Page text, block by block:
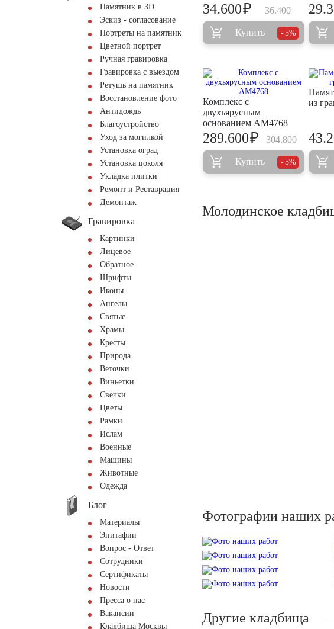
Памятник в 3D
Эскиз - согласование
Портреты на памятник
Цветной портрет
Ручная гравировка
Гравировка с выездом
Ретушь на памятник
Восстановление фото
Антидождь
Благоустройство
Уход за могилкой
Установка оград
Установка цоколя
Укладка плитки
Ремонт и Реставрация
Демонтаж
Гравировка
Картинки
Лицевое
Обратное
Шрифты
Иконы
Ангелы
Святые
Храмы
Кресты
Природа
Веточки
Виньетки
Свечки
Цветы
Рамки
Ислам
Военные
Машины
Животные
Одежда
Блог
Материалы
Эпитафии
Вопрос - Ответ
Сотрудники
Сертификаты
Новости
Пресса о нас
Вакансии
Кладбища Москвы
36.400
34.600₽
Купить 5%
Комплекс с
двухъярусным
основанием AM4768
304.800
289.600₽
Купить 5%
из
Молодинское
Фотографии наших
Другие кладбища